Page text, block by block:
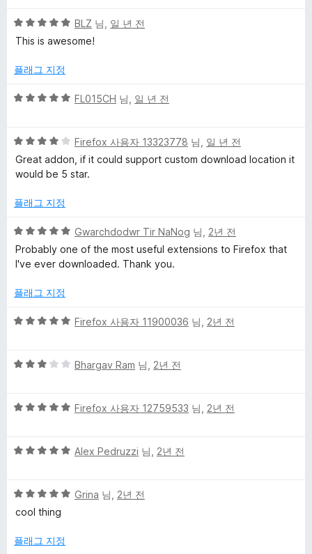
o
a
d
e
r
에
대
한
리
뷰
점
에
점
5
점
점
5
BLZ 님, 일 년 전
This is awesome!
플래그 지정
5
점
에
5
FL015CH 님, 일 년 전
5
점
만
에
점
Firefox 사용자 13323778 님, 일 년 전
Great addon, if it could support custom download location it
would be 5 star.
플래그 지정
5
점
만
에
점
Gwarchdodwr Tir NaNog 님, 2년 전
Probably one of the most useful extensions to Firefox that
I've ever downloaded. Thank you.
플래그 지정
5
점
점
Firefox 사용자 11900036 님, 2년 전
5
점
점
Bhargav Ram 님, 2년 전
5
점
점
Firefox 사용자 12759533 님, 2년 전
5
점
에
점
Alex Pedruzzi 님, 2년 전
5
점
점
Grina 님, 2년 전
cool thing
플래그 지정